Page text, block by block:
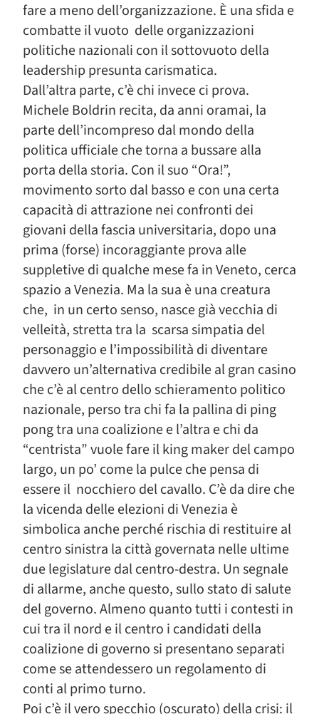
fare a meno dell’organizzazione. È una sfida e
combatte il vuoto delle organizzazioni
politiche nazionali con il sottovuoto della
leadership presunta carismatica.
Dall’altra parte, c’è chi invece ci prova.
Michele Boldrin recita, da anni oramai, la
parte dell’incompreso dal mondo della
politica ufficiale che torna a bussare alla
porta della storia. Con il suo “Ora!”,
movimento sorto dal basso e con una certa
capacità di attrazione nei confronti dei
giovani della fascia universitaria, dopo una
prima (forse) incoraggiante prova alle
suppletive di qualche mese fa in Veneto, cerca
spazio a Venezia. Ma la sua è una creatura
che, in un certo senso, nasce già vecchia di
velleità, stretta tra la scarsa simpatia del
personaggio e l’impossibilità di diventare
davvero un’alternativa credibile al gran casino
che c’è al centro dello schieramento politico
nazionale, perso tra chi fa la pallina di ping
pong tra una coalizione e l’altra e chi da
“centrista” vuole fare il king maker del campo
largo, un po’ come la pulce che pensa di
essere il nocchiero del cavallo. C’è da dire che
la vicenda delle elezioni di Venezia è
simbolica anche perché rischia di restituire al
centro sinistra la città governata nelle ultime
due legislature dal centro-destra. Un segnale
di allarme, anche questo, sullo stato di salute
del governo. Almeno quanto tutti i contesti in
cui tra il nord e il centro i candidati della
coalizione di governo si presentano separati
come se attendessero un regolamento di
conti al primo turno.
Poi c’è il vero specchio (oscurato) della crisi: il